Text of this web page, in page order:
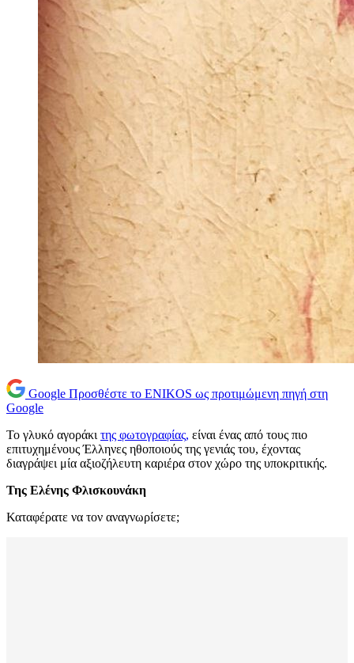
Google Προσθέστε το ENIKOS ως προτιμώμενη πηγή στη
Google
Το γλυκό αγοράκι της φωτογραφίας, είναι ένας από τους πιο
επιτυχημένους Έλληνες ηθοποιούς της γενιάς του, έχοντας
διαγράψει μία αξιοζήλευτη καριέρα στον χώρο της υποκριτικής.
Της Ελένης Φλισκουνάκη
Καταφέρατε να τον αναγνωρίσετε;